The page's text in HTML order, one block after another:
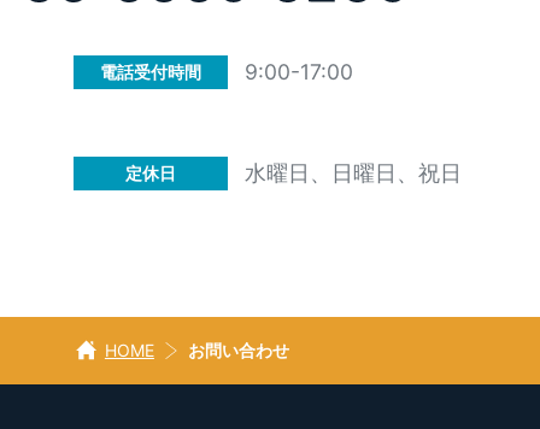
電話受付時間 9:00-17:00
定休日 水曜日、日曜日、祝日
HOME お問い合わせ